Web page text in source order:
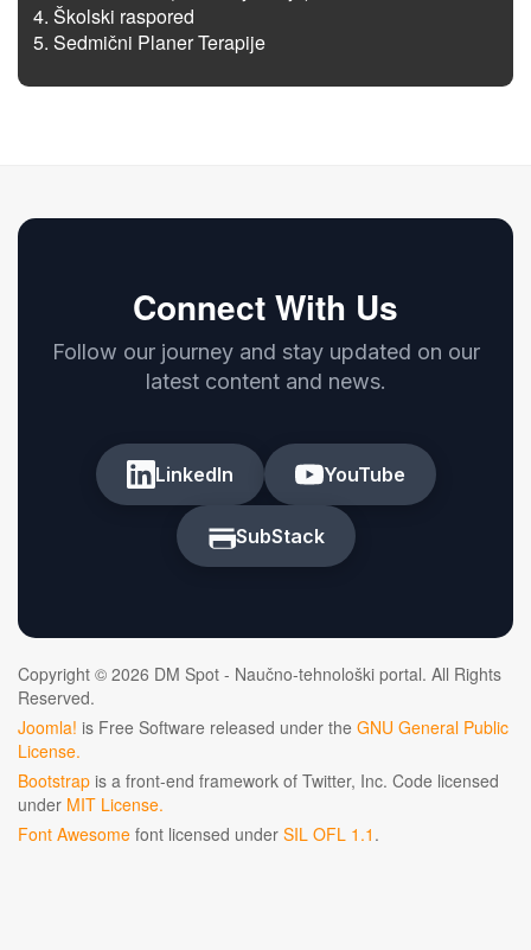
Školski raspored
Sedmični Planer Terapije
Connect With Us
Follow our journey and stay updated on our
latest content and news.
LinkedIn YouTube
SubStack
Copyright © 2026 DM Spot - Naučno-tehnološki portal. All Rights
Reserved.
Joomla! is Free Software released under the GNU General Public
License.
Bootstrap is a front-end framework of Twitter, Inc. Code licensed
under MIT License.
Font Awesome font licensed under SIL OFL 1.1 .